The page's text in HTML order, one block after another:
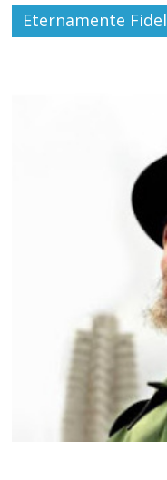
Eternamente Fidel